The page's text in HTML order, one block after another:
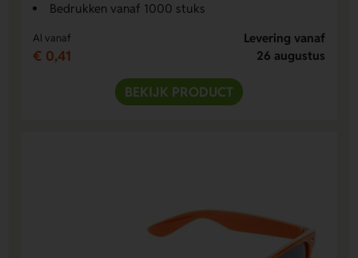
Bedrukken vanaf 1000 stuks
Al vanaf
€ 0,41
Levering vanaf
26 augustus
BEKIJK PRODUCT